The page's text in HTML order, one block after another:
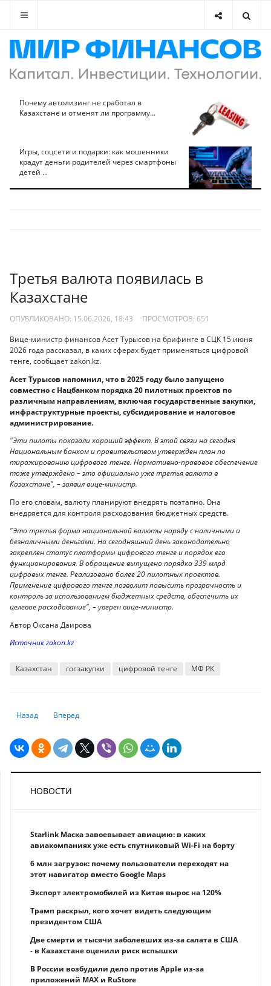
Почему автолизинг не сработал в
Казахстане и отменят ли программу...
Игры, соцсети и подарки: как мошенники
крадут деньги родителей через смартфоны
детей ...
Третья валюта появилась в
Казахстане
ОПУБЛИКОВАНО: 15.06.2026, 18:43 ПРОСМОТРОВ: 651
Вице-министр финансов Асет Турысов на брифинге в СЦК 15 июня
2026 года рассказал, в каких сферах будет применяться цифровой
тенге, сообщает zakon.kz.
Асет Турысов напомнил, что в 2025 году было запущено
совместно с Нацбанком порядка 20 пилотных проектов по
различным направлениям, включая государственные закупки,
инфраструктурные проекты, субсидирование и налоговое
администрирование.
"Эти пилоты показали хороший эффект. В этой связи на сегодня
Национальным банком и правительством утвержден план по
тиражированию цифрового тенге. Нормативно-правовое обеспечение
тоже утверждено – это официально уже третья валюта в
Казахстане", – заявил вице-министр.
По его словам, валюту планируют внедрять поэтапно. Она
внедряется для контроля расходования бюджетных средств.
"Это третья форма национальной валюты наряду с наличными и
безналичными деньгами. На сегодняшний день законодательно
закреплен статус платформы цифрового тенге и порядок его
функционирования. В обращение выпущено порядка 339 млрд
цифровых тенге. Реализовано более 20 пилотных проектов.
Применение цифрового тенге позволит повысить прозрачность и
контроль за использованием бюджетных средств, обеспечить их
целевое расходование", – уверен вице-министр.
Автор Оксана Даирова
Источник zakon.kz
Казахстан госзакупки цифровой тенге МФ РК
Предыдущий: ФРС сохранила ставку и отказалась от курса на
Назад Следующий: Казахстанцам начнут приходить “письма
Вперед
НОВОСТИ
Starlink Маска завоевывает авиацию: в каких
авиакомпаниях уже есть спутниковый Wi-Fi на борту
6 млн загрузок: почему пользователи переходят на
этот навигатор вместо Google Maps
Экспорт электромобилей из Китая вырос на 120%
Трамп раскрыл, кого хочет видеть следующим
президентом США
Две смерти и тысячи заболевших из-за салата в США
- в Казахстане оценили риск вспышки
В России возбудили дело против Apple из-за
приложений MAX и RuStore